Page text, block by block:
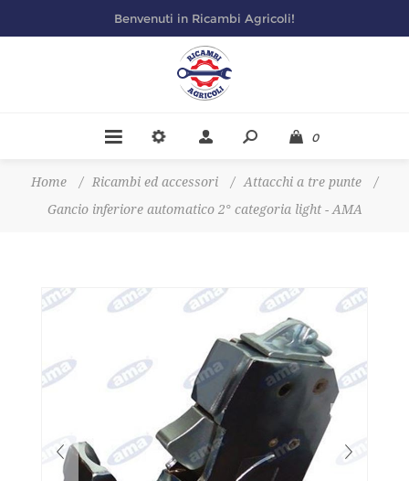
Benvenuti in Ricambi Agricoli!
0
Home / Ricambi ed accessori / Attacchi a tre punte
/
Gancio inferiore automatico 2° categoria light - AMA